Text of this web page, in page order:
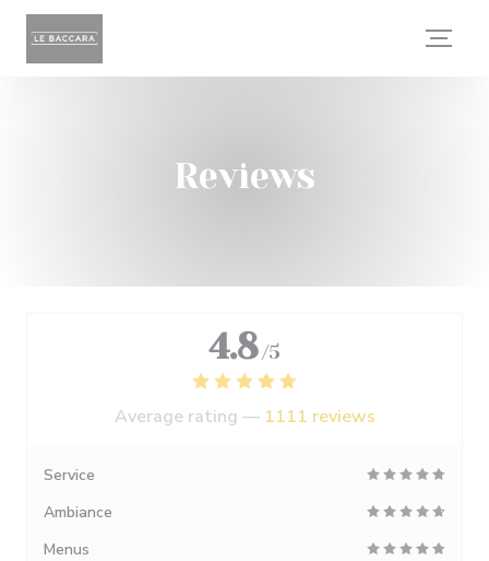
Personalizing your cookie choices
Reviews
4.8 /5
Average rating — 1111 reviews
Service
Ambiance
Menus